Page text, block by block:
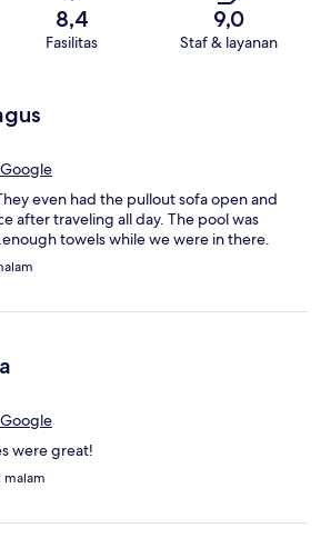
8,4
Fasilitas
9,0
Staf & layanan
even had the pullout sofa open and
after traveling all day. The pool was
towels while we were in there.
were great!
malam